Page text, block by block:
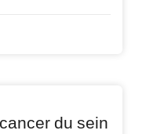
du sein